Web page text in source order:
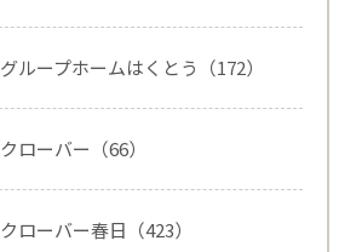
グループホームはくとう（172）
クローバー（66）
クローバー春日（423）